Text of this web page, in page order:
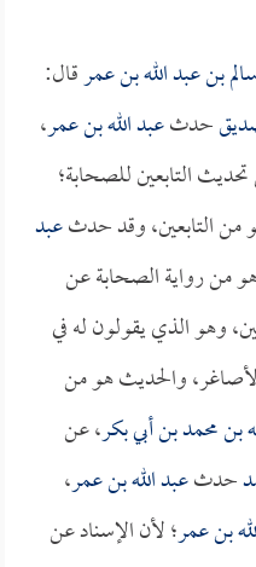
بن عبد الله بن عمرقال:
حدثعبد الله بن عمر،
التابعين للصحابة؛
من التابعين، وقد حدثعبد
من رواية الصحابة عن
وهو الذي يقولون له في
والحديث هو من
بن محمد بن أبي بكر، عن
حدثعبد الله بن عمر،
بن عمر؛ لأن الإسناد عن